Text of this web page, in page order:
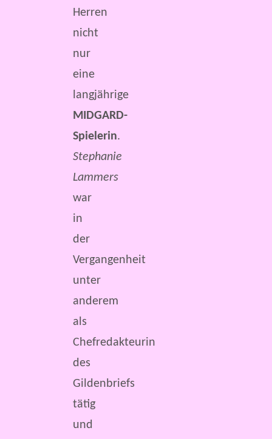
Herren
nicht
nur
eine
langjährige
MIDGARD-
Spielerin.
Stephanie
Lammers
war
in
der
Vergangenheit
unter
anderem
als
Chefredakteurin
des
Gildenbriefs
tätig
und